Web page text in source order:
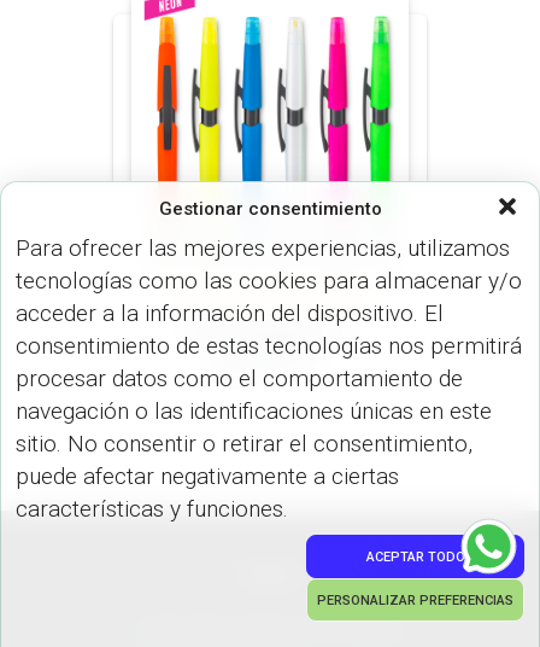
Gestionar consentimiento
Para ofrecer las mejores experiencias, utilizamos
tecnologías como las cookies para almacenar y/o
acceder a la información del dispositivo. El
consentimiento de estas tecnologías nos permitirá
procesar datos como el comportamiento de
navegación o las identificaciones únicas en este
sitio. No consentir o retirar el consentimiento,
puede afectar negativamente a ciertas
características y funciones.
ACEPTAR TODO
PERSONALIZAR PREFERENCIAS
LÍNEA ESPECIAL (BOLÍGRAFO)
ROYCE NEON 3-1